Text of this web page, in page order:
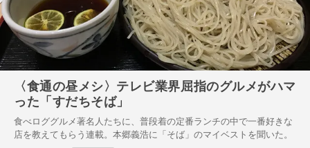
〈食通の昼メシ〉テレビ業界屈指のグルメがハマ
った「すだちそば」
食べロググルメ著名人たちに、普段着の定番ランチの中で一番好きな
店を教えてもらう連載。本郷義浩に「そば」のマイベストを聞いた。